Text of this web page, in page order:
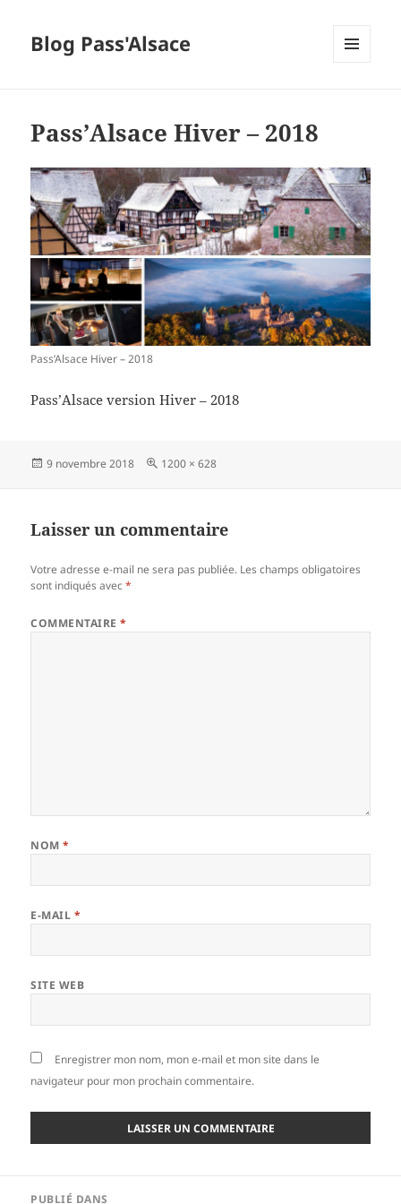
Blog Pass'Alsace
Pass’Alsace Hiver – 2018
Pass’Alsace Hiver – 2018
Pass’Alsace version Hiver – 2018
Publié
9 novembre 2018
Taille
1200 × 628
Laisser un commentaire
Votre adresse e-mail ne sera pas publiée. Les champs obligatoires
sont indiqués avec*
COMMENTAIRE*
NOM*
E-MAIL *
SITE WEB
Enregistrer mon nom, mon e-mail et mon site dans le
navigateur pour mon prochain commentaire.
PUBLIÉ DANS